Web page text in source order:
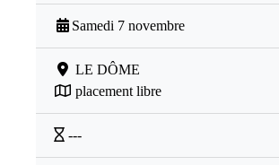
Samedi 7 novembre
LE DÔME
placement libre
---